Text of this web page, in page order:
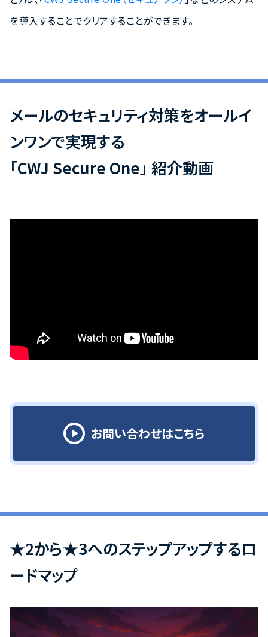
を導入することでクリアすることができます。
メールのセキュリティ対策をオールイ
ンワンで実現する
「CWJ Secure One」 紹介動画
お問い合わせはこちら
★2から★3へのステップアップするロ
ードマップ